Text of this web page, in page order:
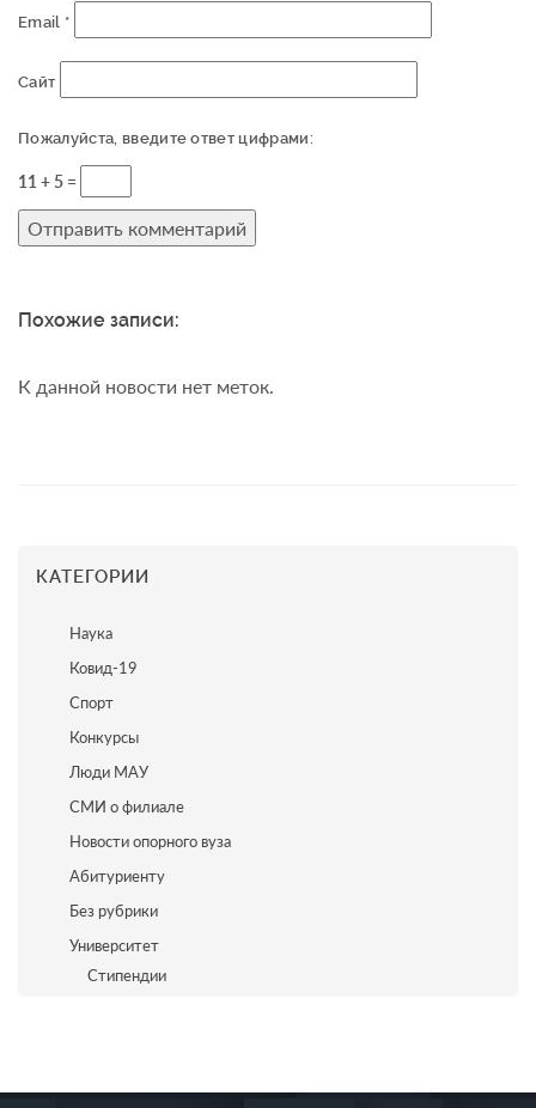
Email *
Сайт
Пожалуйста, введите ответ цифрами:
11 + 5 =
Похожие записи:
К данной новости нет меток.
КАТЕГОРИИ
Наука
Ковид-19
Спорт
Конкурсы
Люди МАУ
СМИ о филиале
Новости опорного вуза
Абитуриенту
Без рубрики
Университет
Стипендии